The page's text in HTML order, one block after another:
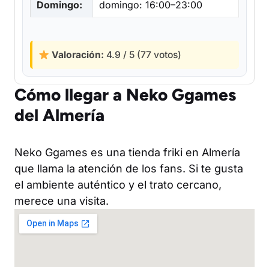
Domingo:
domingo: 16:00–23:00
Valoración: 4.9 / 5 (77 votos)
Cómo llegar a Neko Ggames
del Almería
Neko Ggames es una tienda friki en Almería
que llama la atención de los fans. Si te gusta
el ambiente auténtico y el trato cercano,
merece una visita.